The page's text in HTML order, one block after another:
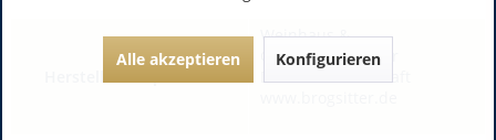
Weinhaus &
GourmetBrogsitter
DE 53501 Grafschaft
Alle akzeptieren Konfigurieren